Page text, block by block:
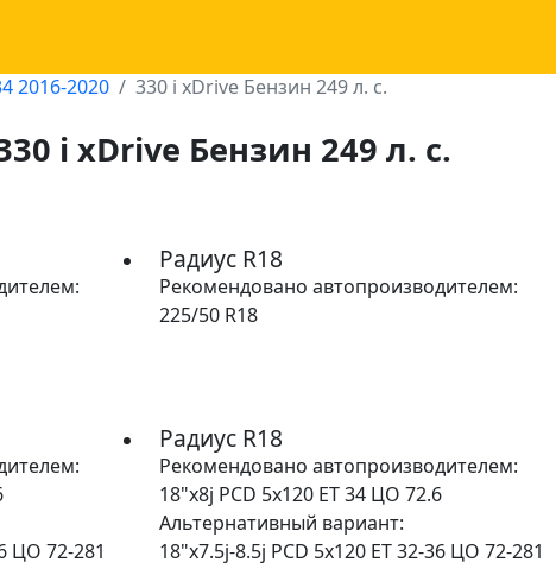
2016-2020 330 i xDrive Бензин 249 л. с.
i xDrive Бензин 249 л. с.
Радиус R18
Рекомендовано автопроизводителем:
225/50 R18
ЦО 72-281
Радиус R18
Рекомендовано автопроизводителем:
18"x8j PCD 5x120 ET 34 ЦО 72.6
Альтернативный вариант:
18"x7.5j-8.5j PCD 5x120 ET 32-36 ЦО 72-281